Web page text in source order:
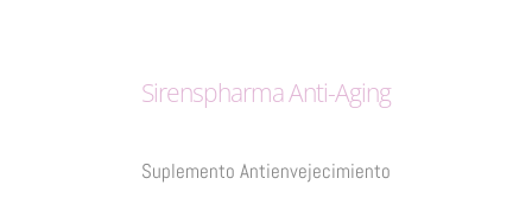
Sirenspharma Anti-Aging
Suplemento Antienvejecimiento